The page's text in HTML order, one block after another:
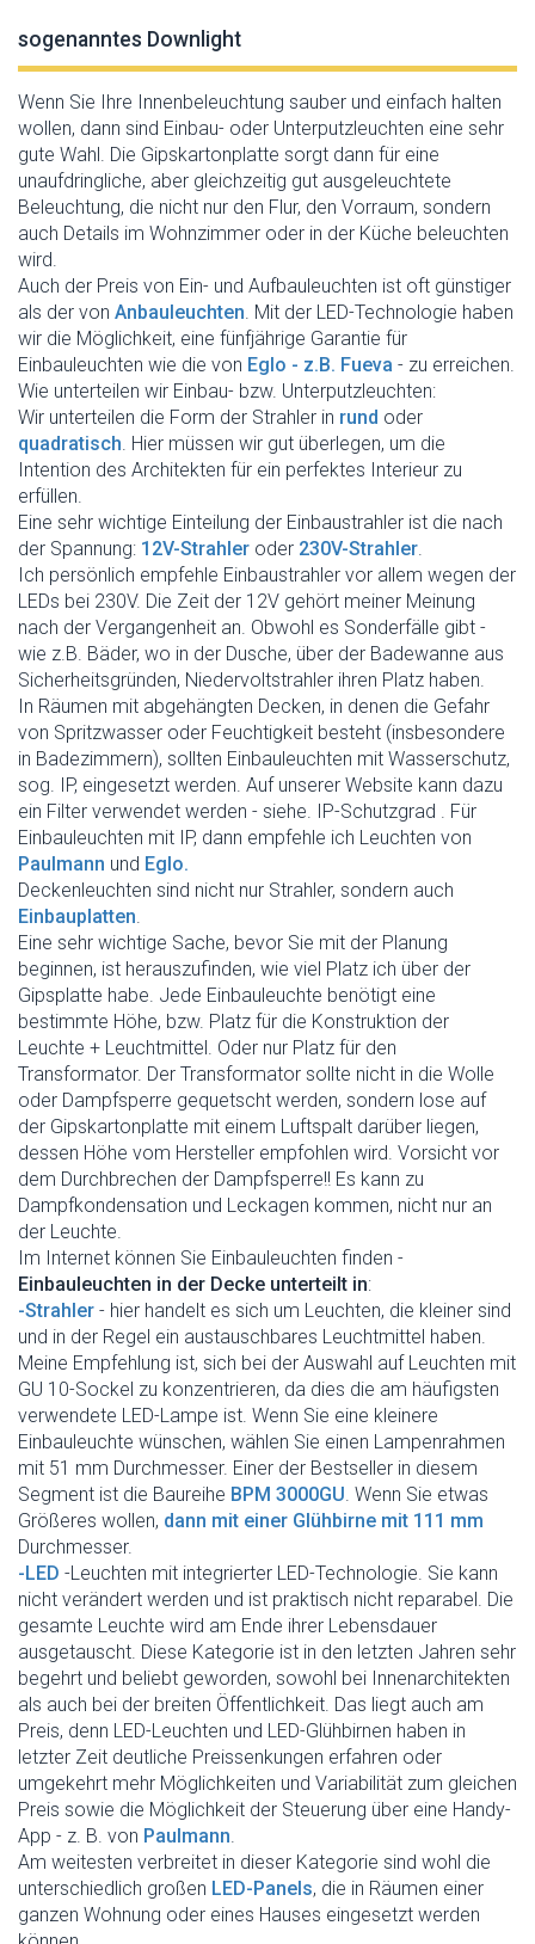
sogenanntes Downlight
Wenn Sie Ihre Innenbeleuchtung sauber und einfach halten
wollen, dann sind Einbau- oder Unterputzleuchten eine sehr
gute Wahl. Die Gipskartonplatte sorgt dann für eine
unaufdringliche, aber gleichzeitig gut ausgeleuchtete
Beleuchtung, die nicht nur den Flur, den Vorraum, sondern
auch Details im Wohnzimmer oder in der Küche beleuchten
wird.
Auch der Preis von Ein- und Aufbauleuchten ist oft günstiger
als der von Anbauleuchten. Mit der LED-Technologie haben
wir die Möglichkeit, eine fünfjährige Garantie für
Einbauleuchten wie die von Eglo - z.B. Fueva - zu erreichen.
Wie unterteilen wir Einbau- bzw. Unterputzleuchten:
Wir unterteilen die Form der Strahler in rund oder
quadratisch. Hier müssen wir gut überlegen, um die
Intention des Architekten für ein perfektes Interieur zu
erfüllen.
Eine sehr wichtige Einteilung der Einbaustrahler ist die nach
der Spannung: 12V-Strahler oder 230V-Strahler.
Ich persönlich empfehle Einbaustrahler vor allem wegen der
LEDs bei 230V. Die Zeit der 12V gehört meiner Meinung
nach der Vergangenheit an. Obwohl es Sonderfälle gibt -
wie z.B. Bäder, wo in der Dusche, über der Badewanne aus
Sicherheitsgründen, Niedervoltstrahler ihren Platz haben.
In Räumen mit abgehängten Decken, in denen die Gefahr
von Spritzwasser oder Feuchtigkeit besteht (insbesondere
in Badezimmern), sollten Einbauleuchten mit Wasserschutz,
sog. IP, eingesetzt werden. Auf unserer Website kann dazu
ein Filter verwendet werden - siehe. IP-Schutzgrad . Für
Einbauleuchten mit IP, dann empfehle ich Leuchten von
Paulmann und Eglo.
Deckenleuchten sind nicht nur Strahler, sondern auch
Einbauplatten.
Eine sehr wichtige Sache, bevor Sie mit der Planung
beginnen, ist herauszufinden, wie viel Platz ich über der
Gipsplatte habe. Jede Einbauleuchte benötigt eine
bestimmte Höhe, bzw. Platz für die Konstruktion der
Leuchte + Leuchtmittel. Oder nur Platz für den
Transformator. Der Transformator sollte nicht in die Wolle
oder Dampfsperre gequetscht werden, sondern lose auf
der Gipskartonplatte mit einem Luftspalt darüber liegen,
dessen Höhe vom Hersteller empfohlen wird. Vorsicht vor
dem Durchbrechen der Dampfsperre!! Es kann zu
Dampfkondensation und Leckagen kommen, nicht nur an
der Leuchte.
Im Internet können Sie Einbauleuchten finden -
Einbauleuchten in der Decke unterteilt in:
-Strahler - hier handelt es sich um Leuchten, die kleiner sind
und in der Regel ein austauschbares Leuchtmittel haben.
Meine Empfehlung ist, sich bei der Auswahl auf Leuchten mit
GU 10-Sockel zu konzentrieren, da dies die am häufigsten
verwendete LED-Lampe ist. Wenn Sie eine kleinere
Einbauleuchte wünschen, wählen Sie einen Lampenrahmen
mit 51 mm Durchmesser. Einer der Bestseller in diesem
Segment ist die Baureihe BPM 3000GU. Wenn Sie etwas
Größeres wollen, dann mit einer Glühbirne mit 111 mm
Durchmesser.
-LED -Leuchten mit integrierter LED-Technologie. Sie kann
nicht verändert werden und ist praktisch nicht reparabel. Die
gesamte Leuchte wird am Ende ihrer Lebensdauer
ausgetauscht. Diese Kategorie ist in den letzten Jahren sehr
begehrt und beliebt geworden, sowohl bei Innenarchitekten
als auch bei der breiten Öffentlichkeit. Das liegt auch am
Preis, denn LED-Leuchten und LED-Glühbirnen haben in
letzter Zeit deutliche Preissenkungen erfahren oder
umgekehrt mehr Möglichkeiten und Variabilität zum gleichen
Preis sowie die Möglichkeit der Steuerung über eine Handy-
App - z. B. von Paulmann.
Am weitesten verbreitet in dieser Kategorie sind wohl die
unterschiedlich großen LED-Panels, die in Räumen einer
ganzen Wohnung oder eines Hauses eingesetzt werden